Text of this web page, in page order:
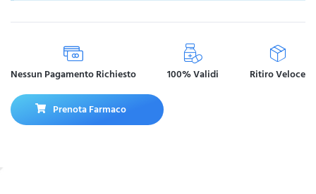
Nessun Pagamento Richiesto 100% Validi Ritiro Veloce
Prenota Farmaco